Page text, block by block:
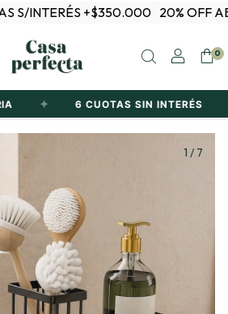
S/INTERÉS +$350.000 20% OFF
0
6 CUOTAS SIN INTERÉS
1 / 7